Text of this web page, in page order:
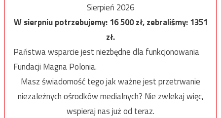
Sierpień 2026
W sierpniu potrzebujemy:16 500zł, zebraliśmy:1351
zł.
Państwa wsparcie jest niezbędne dla funkcjonowania
Fundacji Magna Polonia.
Masz świadomość tego jak ważne jest przetrwanie
niezależnych ośrodków medialnych? Nie zwlekaj więc,
wspieraj nas już od teraz.